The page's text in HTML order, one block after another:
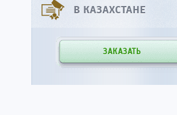
В КАЗАХСТАНЕ
ЗАКАЗАТЬ